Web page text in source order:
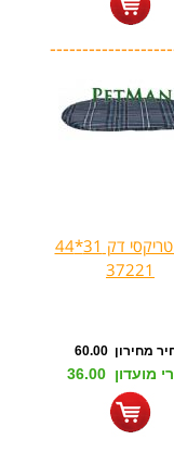
מזרון טריקסי דק 31*44
37221
מחירון 60.00
מועדון 36.00